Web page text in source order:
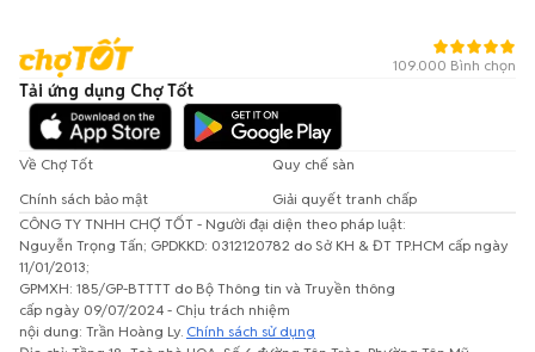
109.000 Bình chọn
Tải ứng dụng Chợ Tốt
Về Chợ Tốt
Quy chế sàn
Chính sách bảo mật
Giải quyết tranh chấp
CÔNG TY TNHH CHỢ TỐT - Người đại diện theo pháp luật:
Nguyễn Trọng Tấn; GPDKKD: 0312120782 do Sở KH & ĐT TP.HCM cấp ngày
11/01/2013;
GPMXH: 185/GP-BTTTT do Bộ Thông tin và Truyền thông
cấp ngày 09/07/2024 - Chịu trách nhiệm
nội dung: Trần Hoàng Ly. Chính sách sử dụng